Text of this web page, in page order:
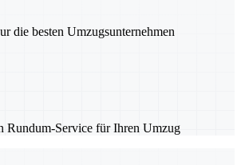
die besten Umzugsunternehmen
Rundum-Service für Ihren Umzug